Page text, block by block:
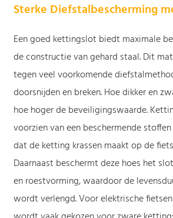
Sterke Diefstalbescherming
Een goed kettingslot biedt maximale
de constructie van gehard staal. Dit
tegen veel voorkomende
doorsnijden en breken. Hoe dikker en
hoe hoger de beveiligingswaarde.
voorzien van een beschermende
dat de ketting krassen maakt op de
Daarnaast beschermt deze hoes het
en roestvorming, waardoor de
wordt verlengd. Voor elektrische